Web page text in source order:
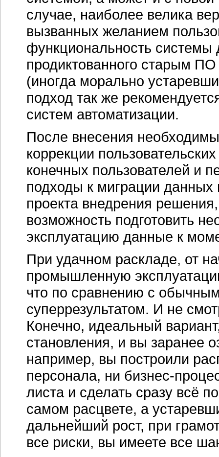
случае, наиболее велика
вызванных желанием
функциональность системы
продиктованного старым
(иногда морально
подход так же
систем автоматизации.
После внесения
коррекции
конечных пользователей и
подходы к миграции
проекта внедрения
возможность подготовить
эксплуатацию данные к
При удачном раскладе, от
промышленную
что по сравнению с
суперрезультатом. И не
Конечно, идеальный
становления, и вы заранее
например, вы построили
персонала, ни бизнес-
листа и сделать сразу всё
самом расцвете, а
дальнейший рост, при
все риски, вы имеете все